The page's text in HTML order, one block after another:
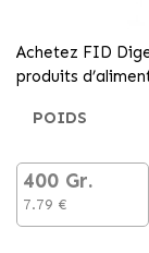
Achetez FID
produits
POIDS
400 Gr.
7.79 €